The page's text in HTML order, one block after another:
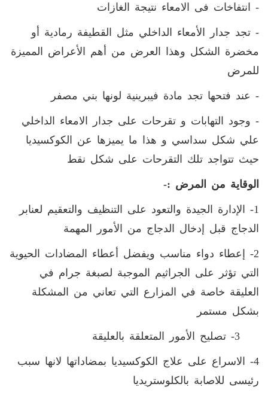
- انتفاخات فى الامعاء نتيجة الغازات
- تجد جدار الأمعاء الداخلي مثل القطيفة رمادية أو
مخضرة الشكل وهذا العرض من أهم الأعراض المميزة
للمرض
- عند فتحها تجد مادة فيبرينية لونها بني مصفر
- وجود التهابات و تقرحات على جدار الامعاء الداخلي
علي شكل سداسي و هذا ما يميزها عن الكوكسيديا
حيث تتواجد تلك التقرحات على شكل نقط
الوقاية من المرض :-
1- الإدارة الجيدة والتعود على التنظيف والتعقيم لعنابر
الدجاج قبل إدخال الدجاج من الأمور المهمة
2- إعطاء دواء مناسب ويفضل أعطاء المضادات الحيوية
التي تؤثر على الجراثيم الموجبة لصبغة جرام في
العليقة خاصة في المزارع التي تعاني من المشكلة
بشكل مستمر
4- الاسراع على علاج الكوكسيديا بمضاداتها لانها سبب
رئيسى للاصابة بالكلوستريديا